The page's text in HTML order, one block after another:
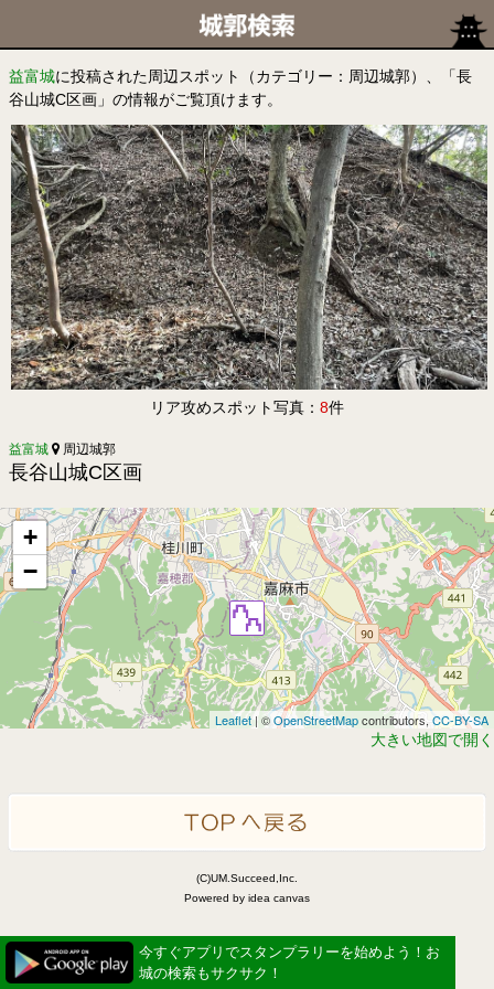
益富城に投稿された周辺スポット（カテゴリー：周辺城郭）、「長
谷山城C区画」の情報がご覧頂けます。
リア攻めスポット写真： 8件
益富城 周辺城郭
長谷山城C区画
+
−
Leaflet | ©OpenStreetMapcontributors, CC-BY-SA
大きい地図で開く
(C)UM.Succeed,Inc.
Powered by idea canvas
今すぐアプリでスタンプラリーを始めよう！お
城の検索もサクサク！